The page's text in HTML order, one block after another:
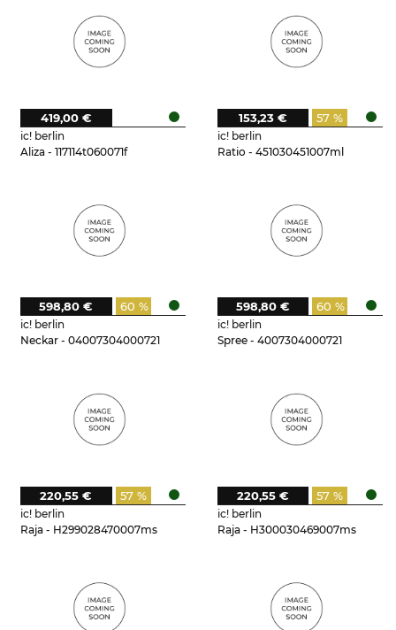
ic! berlin
Aliza - 117114t060071f
419,00 €
ic! berlin
Ratio - 451030451007ml
57 %
153,23 €
ic! berlin
Neckar - 04007304000721
60 %
598,80 €
ic! berlin
Spree - 4007304000721
60 %
598,80 €
ic! berlin
Raja - H299028470007ms
57 %
220,55 €
ic! berlin
Raja - H300030469007ms
57 %
220,55 €